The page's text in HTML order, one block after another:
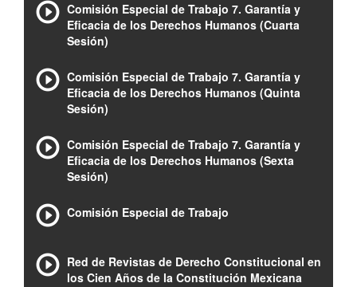
Comisión Especial de Trabajo 7. Garantía y
Eficacia de los Derechos Humanos (Cuarta
Sesión)
Comisión Especial de Trabajo 7. Garantía y
Eficacia de los Derechos Humanos (Quinta
Sesión)
Comisión Especial de Trabajo 7. Garantía y
Eficacia de los Derechos Humanos (Sexta
Sesión)
Comisión Especial de Trabajo
Red de Revistas de Derecho Constitucional en
los Cien Años de la Constitución Mexicana